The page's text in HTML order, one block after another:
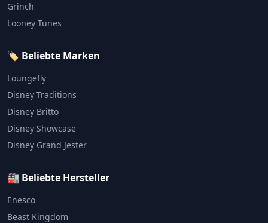
Grinch
Looney Tunes
🏷️ Beliebte Marken
Loungefly
Disney Traditions
Disney Britto
Disney Showcase
Disney Grand Jester
🏭 Beliebte Hersteller
Enesco
Beast Kingdom